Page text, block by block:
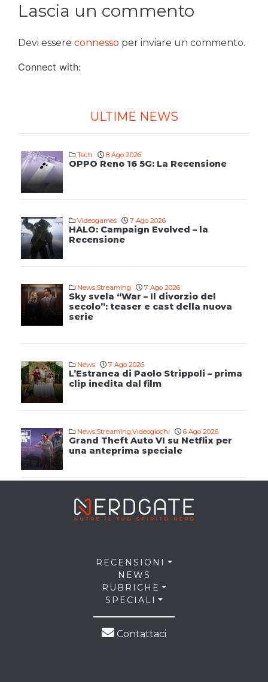
Lascia un commento
Devi essere connesso per inviare un commento.
Connect with:
ULTIME NEWS
Tech 8 Ago 2026
OPPO Reno 16 5G: La Recensione
Videogames 7 Ago 2026
HALO: Campaign Evolved – la
Recensione
News,Streaming 7 Ago 2026
Sky svela “War – Il divorzio del
secolo”: teaser e cast della nuova
serie
News 7 Ago 2026
L’Estranea di Paolo Strippoli – prima
clip inedita dal film
News,Streaming,Videogiochi 6 Ago 2026
Grand Theft Auto VI su Netflix per
una anteprima speciale
RECENSIONI
NEWS
RUBRICHE
SPECIALI
Contattaci